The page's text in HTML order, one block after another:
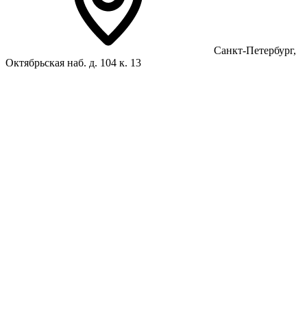
Санкт-Петербург,
Октябрьская наб. д. 104 к. 13